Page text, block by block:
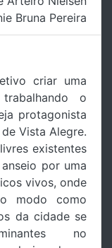
Bruna Pereira
criar uma
o
protagonista
Vista Alegre.
existentes
por uma
vivos, onde
modo como
da cidade se
no